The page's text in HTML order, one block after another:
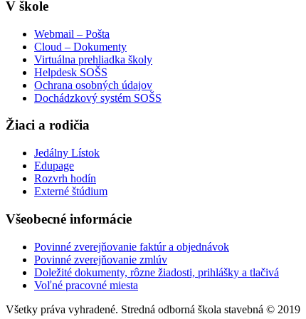
V škole
Webmail – Pošta
Cloud – Dokumenty
Virtuálna prehliadka školy
Helpdesk SOŠS
Ochrana osobných údajov
Dochádzkový systém SOŠS
Žiaci a rodičia
Jedálny Lístok
Edupage
Rozvrh hodín
Externé štúdium
Všeobecné informácie
Povinné zverejňovanie faktúr a objednávok
Povinné zverejňovanie zmlúv
Doležité dokumenty, rôzne žiadosti, prihlášky a tlačivá
Voľné pracovné miesta
Všetky práva vyhradené. Stredná odborná škola stavebná © 2019